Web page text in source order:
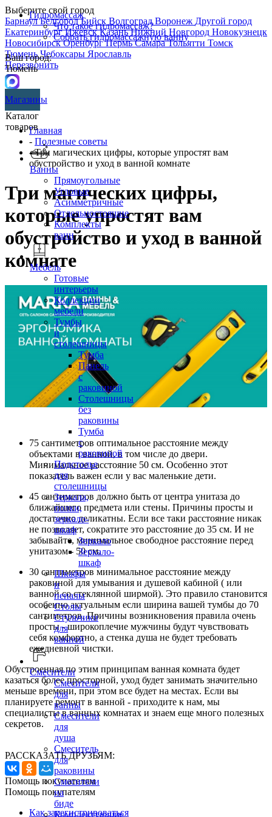
Выберите свой город
БарнаулБелгородБийск ВолгоградВоронеж Другой город
ЕкатеринбургИжевскКазаньНижний Новгород Новокузнецк
НовосибирскОренбургПермьСамараТольятти Томск
ТюменьЧебоксары Ярославль
Перезвонить
Гидромассаж
Что такое гидромассаж?
Собрать гидромассажную ванну
Ваш город:
Тюмень
Магазины
Каталог
товаров
Ванны
Прямоугольные
Угловые
Асимметричные
Отдельностоящие
Комплекты
ванн
Мебель
Готовые
интерьеры
Коллекции
мебели
Тумбы
и
столешницы
Тумба
Панель
с
раковиной
Столешницы
без
раковины
Тумба
с
раковиной
Подстолье
для
столешницы
Зеркала,
полки,
зеркало-
шкаф
Зеркало
Зеркало-
шкаф
Шкафы
и
пеналы
Столы
Стульчики
для
ванной
Смесители
Смесители
для
ванны
Смесители
для
душа
Смеситель
для
раковины
Смесители
на
биде
Комплектующие
Главная
- Полезные советы
- Три магических цифры, которые упростят вам
обустройство и уход в ванной комнате
Три магических цифры,
которые упростят вам
обустройство и уход в ванной
комнате
75 сантиметров оптимальное расстояние между
объектами в ванной, в том числе до двери.
Минимальное расстояние 50 см. Особенно этот
показатель важен если у вас маленькие дети.
45 сантиметров должно быть от центра унитаза до
ближайшего предмета или стены. Причины просты и
достаточно деликатны. Если все таки расстояние никак
не позволяет, сократите это расстояние до 35 см. И не
забывайте, минимальное свободное расстояние перед
унитазом - 50 см.
30 сантиметров минимальное расстояние между
раковиной для умывания и душевой кабиной ( или
ванной со стеклянной ширмой). Это правило становится
особенно актуальным если ширина вашей тумбы до 70
сантиметров. Причины возникновения правила очень
просты - широкоплечие мужчины будут чувствовать
себя комфортно, а стенка душа не будет требовать
ежедневной чистки.
Обустроенная по этим принципам ванная комната будет
казаться более просторной, уход будет занимать значительно
меньше времени, при этом все будет на местах. Если вы
планируете ремонт в ванной - приходите к нам, мы
специалисты в ванных комнатах и знаем еще много полезных
секретов.
РАССКАЗАТЬ ДРУЗЬЯМ:
Помощь покупателям
Помощь покупателям
Как зарегистрироваться